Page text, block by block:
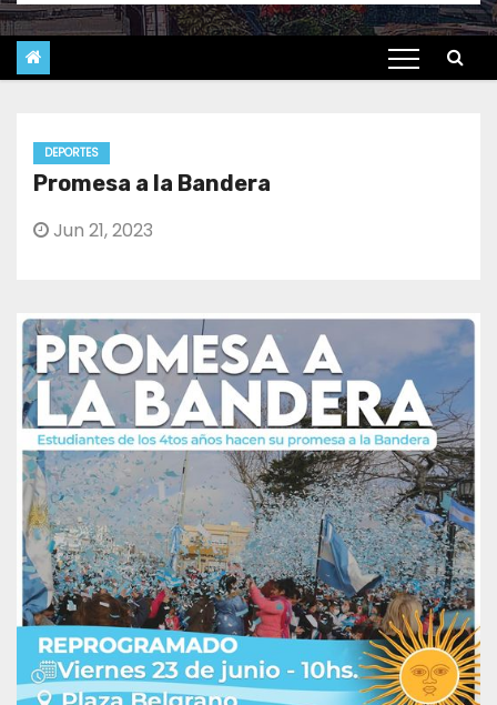
DEPORTES
Promesa a la Bandera
Jun 21, 2023